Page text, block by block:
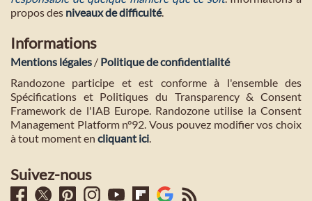
propos des niveaux de difficulté.
Informations
Mentions légales / Politique de confidentialité
Randozone participe et est conforme à l'ensemble des
Spécifications et Politiques du Transparency & Consent
Framework de l'IAB Europe. Randozone utilise la Consent
Management Platform n°92. Vous pouvez modifier vos choix
à tout moment en cliquant ici.
Suivez-nous